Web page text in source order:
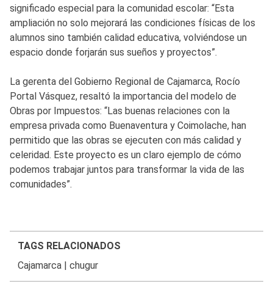
significado especial para la comunidad escolar: “Esta
ampliación no solo mejorará las condiciones físicas de los
alumnos sino también calidad educativa, volviéndose un
espacio donde forjarán sus sueños y proyectos”.
La gerenta del Gobierno Regional de Cajamarca, Rocío
Portal Vásquez, resaltó la importancia del modelo de
Obras por Impuestos: “Las buenas relaciones con la
empresa privada como Buenaventura y Coimolache, han
permitido que las obras se ejecuten con más calidad y
celeridad. Este proyecto es un claro ejemplo de cómo
podemos trabajar juntos para transformar la vida de las
comunidades”.
TAGS RELACIONADOS
Cajamarca| chugur